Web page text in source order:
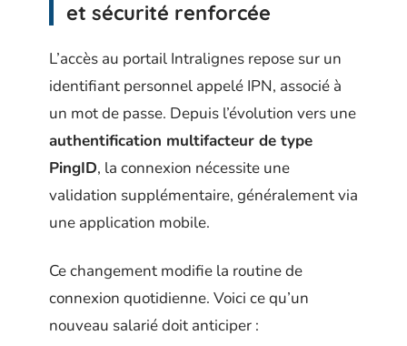
et sécurité renforcée
L’accès au portail Intralignes repose sur un
identifiant personnel appelé IPN, associé à
un mot de passe. Depuis l’évolution vers une
authentification multifacteur de type
PingID, la connexion nécessite une
validation supplémentaire, généralement via
une application mobile.
Ce changement modifie la routine de
connexion quotidienne. Voici ce qu’un
nouveau salarié doit anticiper :